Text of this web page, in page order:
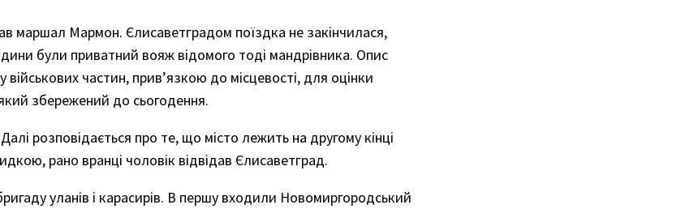
маршал Мармон. Єлисаветградом поїздка не закінчилася,
були приватний вояж відомого тоді мандрівника. Опис
частин, прив’язкою до місцевості, для оцінки
збережений до сьогодення.
розповідається про те, що місто лежить на другому кінці
рано вранці чоловік відвідав Єлисаветград.
уланів і карасирів. В першу входили Новомиргородський